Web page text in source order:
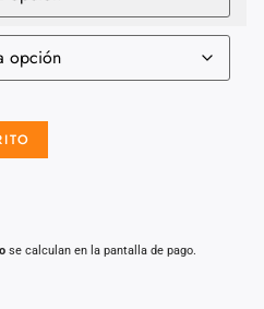
se calculan en la pantalla de pago.